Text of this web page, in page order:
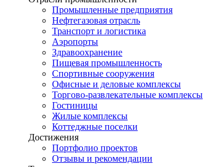
Промышленные предприятия
Нефтегазовая отрасль
Транспорт и логистика
Аэропорты
Здравоохранение
Пищевая промышленность
Спортивные сооружения
Офисные и деловые комплексы
Торгово-развлекательные комплексы
Гостиницы
Жилые комплексы
Коттеджные поселки
Достижения
Портфолио проектов
Отзывы и рекомендации